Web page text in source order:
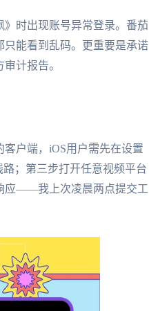
时出现账号异常登录。番茄
能看到乱码。更重要是承诺
计报告。
户端，iOS用户需先在设置
；第三步打开任意视频平台
应——我上次凌晨两点提交工